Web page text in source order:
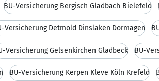
BU-Versicherung Bergisch Gladbach Bielefeld
Versicherung Detmold Dinslaken Dormagen
Versicherung Gelsenkirchen Gladbeck BU-
BU-Versicherung Kerpen Kleve Köln Krefeld